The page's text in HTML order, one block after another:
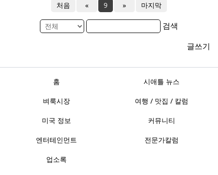
처음 « 9 » 마지막
검색
글쓰기
홈 시애틀 뉴스
벼룩시장 여행 / 맛집 / 칼럼
미국 정보 커뮤니티
엔터테인먼트 전문가칼럼
업소록